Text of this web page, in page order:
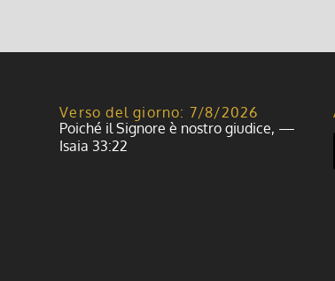
Verso del giorno: 7/8/2026
Poiché il Signore è nostro giudice, —
Isaia 33:22